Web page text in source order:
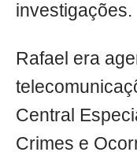
investigações.
Rafael era
Central
Crimes e